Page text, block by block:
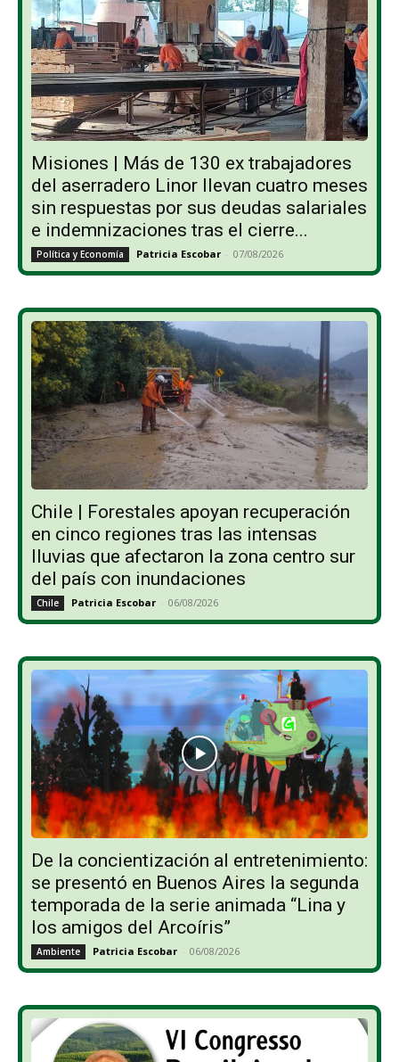
Misiones | Más de 130 ex trabajadores
del aserradero Linor llevan cuatro meses
sin respuestas por sus deudas salariales
e indemnizaciones tras el cierre...
Política y Economía Patricia Escobar - 07/08/2026
Chile | Forestales apoyan recuperación
en cinco regiones tras las intensas
lluvias que afectaron la zona centro sur
del país con inundaciones
Chile Patricia Escobar - 06/08/2026
De la concientización al entretenimiento:
se presentó en Buenos Aires la segunda
temporada de la serie animada “Lina y
los amigos del Arcoíris”
Ambiente Patricia Escobar - 06/08/2026